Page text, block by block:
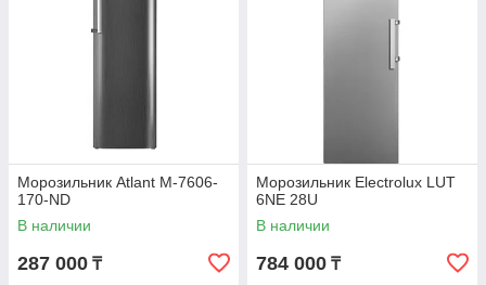
Морозильник Atlant М-7606-
170-ND
В наличии
287 000 ₸
Морозильник Electrolux LUT
6NE 28U
В наличии
784 000 ₸